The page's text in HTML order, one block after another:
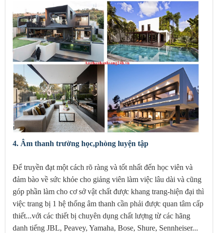
4. Âm thanh trường học,phòng luyện tập
Để truyền đạt một cách rõ ràng và tốt nhất đến học viên và
đảm bào về sức khỏe cho giảng viên làm việc lâu dài và cũng
góp phần làm cho cơ sở vật chất được khang trang-hiện đại thì
việc trang bị 1 hệ thống âm thanh cần phải được quan tâm cấp
thiết...với các thiết bị chuyên dụng chất lượng từ các hãng
danh tiếng JBL, Peavey, Yamaha, Bose, Shure, Sennheiser...